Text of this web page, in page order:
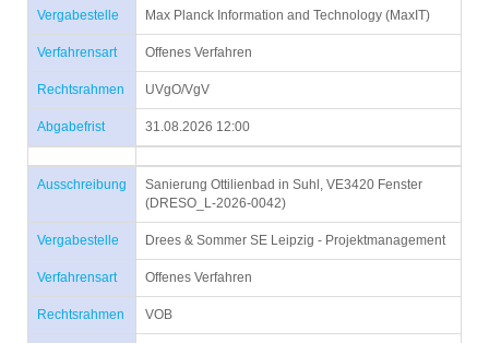
Vergabestelle Max Planck Information and Technology (MaxIT)
Verfahrensart Offenes Verfahren
Rechtsrahmen UVgO/VgV
Abgabefrist 31.08.2026 12:00
Ausschreibung
Sanierung Ottilienbad in Suhl, VE3420 Fenster
(DRESO_L-2026-0042)
Vergabestelle Drees & Sommer SE Leipzig - Projektmanagement
Verfahrensart Offenes Verfahren
Rechtsrahmen VOB